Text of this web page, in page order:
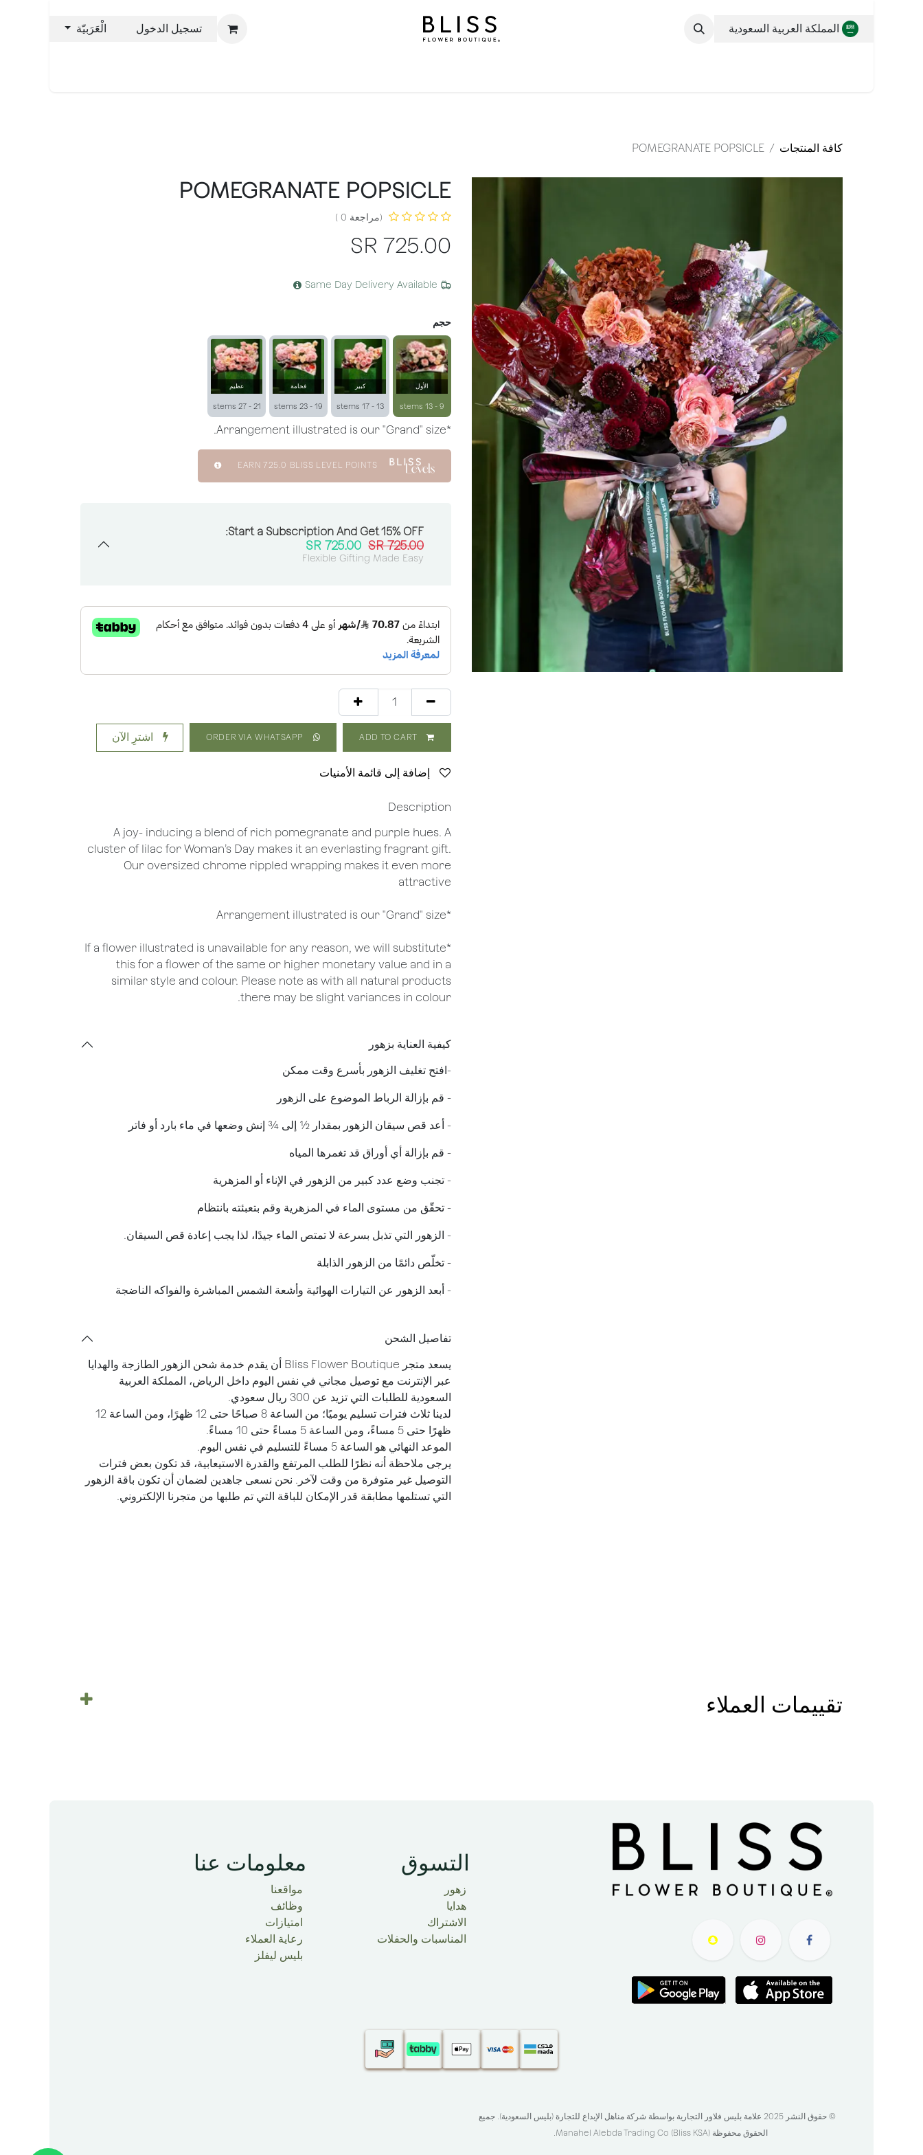
المملكة العربية السعودية تسجيل الدخول الْعَرَبيّة
كافة المنتجات POMEGRANATE POPSICLE
POMEGRANATE POPSICLE
(مراجعة 0 )
725.00
Same Day Delivery Available
حجم
الأول
9 - 13 stems
كبير
13 - 17 stems
فخامة
19 - 23 stems
عظيم
21 - 27 stems
*Arrangement illustrated is our "Grand" size.
EARN 725.0 BLISS LEVEL POINTS
Start a Subscription And Get 15% OFF:
725.00
SR
725.00
Flexible Gifting Made Easy
اشترِ الآن
Description
A joy- inducing a blend of rich pomegranate and purple hues. A
cluster of lilac for Woman’s Day makes it an everlasting fragrant gift.
Our oversized chrome rippled wrapping makes it even more
attractive
*Arrangement illustrated is our "Grand" size
*If a flower illustrated is unavailable for any reason, we will substitute
this for a flower of the same or higher monetary value and in a
similar style and colour. Please note as with all natural products
there may be slight variances in colour.
كيفية العناية بزهور
​-افتح تغليف الزهور بأسرع وقت ممكن
- قم بإزالة الرباط الموضوع على الزهور
​- أعد قص سيقان الزهور بمقدار ½ إلى ¾ إنش وضعها في ماء بارد أو فاتر
- قم بإزالة أي أوراق قد تغمرها المياه
- تجنب وضع عدد كبير من الزهور في الإناء أو المزهرية
- تحقّق من مستوى الماء في المزهرية وقم بتعبئته بانتظام
- الزهور التي تذبل بسرعة لا تمتص الماء جيدًا، لذا يجب إعادة قص السيقان.
​- تخلّص دائمًا من الزهور الذابلة
- أبعد الزهور عن التيارات الهوائية وأشعة الشمس المباشرة والفواكه الناضجة
تفاصيل الشحن
يسعد متجر Bliss Flower Boutique أن يقدم خدمة شحن الزهور الطازجة والهدايا
عبر الإنترنت مع توصيل مجاني في نفس اليوم داخل الرياض، المملكة العربية
السعودية للطلبات التي تزيد عن 300 ريال سعودي.
لدينا ثلاث فترات تسليم يوميًا؛ من الساعة 8 صباحًا حتى 12 ظهرًا، ومن الساعة 12
ظهرًا حتى 5 مساءً، ومن الساعة 5 مساءً حتى 10 مساءً.
الموعد النهائي هو الساعة 5 مساءً للتسليم في نفس اليوم.
يرجى ملاحظة أنه نظرًا للطلب المرتفع والقدرة الاستيعابية، قد تكون بعض فترات
التوصيل غير متوفرة من وقت لآخر. نحن نسعى جاهدين لضمان أن تكون باقة الزهور
التي تستلمها مطابقة قدر الإمكان للباقة التي تم طلبها من متجرنا الإلكتروني.
تقييمات العملاء
التسوق​
زهور
هدايا
الاشتراك
المناسبات والحفلات
معلومات عنا
مواقعنا
وظائف
امتيازات
رعاية العملاء
بليس ليفلز
© حقوق النشر 2025 علامة بليس فلاور التجارية بواسطة شركة مناهل الإبداع للتجارة (بليس السعودية). جميع
الحقوق محفوظة​ Manahel Alebda Trading Co (Bliss KSA)
.